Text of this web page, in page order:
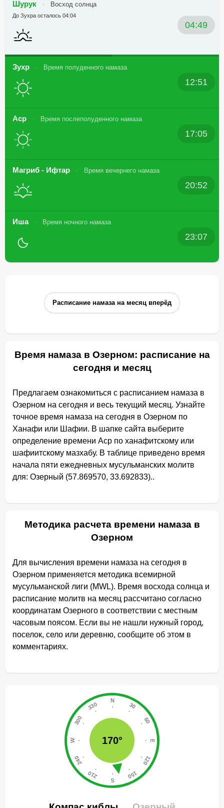
Шурук Восход солнца
04:49
До Зухра осталось 04:04
Зухр Время полуденного намаза
12:51
Аср Время послеполуденного намаза
17:05
Магриб - Ифтар Время вечернего намаза
20:52
Иша Время ночного намаза
23:07
Расписание намаза на месяц вперёд
Время намаза в Озерном: расписание на
сегодня и месяц
Предлагаем ознакомиться с расписанием намаза в
Озерном на сегодня и весь текущий месяц. Узнайте
точное время намаза на сегодня в Озерном по
Ханафи или Шафии. В шапке сайта выберите
определение времени Аср по ханафитскому или
шафиитскому мазхабу. В таблице приведено время
начала пяти ежедневных мусульманских молитв
для: Озерный (57.869570, 33.692833)..
Методика расчета времени намаза в
Озерном
Для вычисления времени намаза на сегодня в
Озерном применяется методика всемирной
мусульманской лиги (MWL). Время восхода солнца и
расписание молитв на месяц рассчитано согласно
координатам Озерного в соответствии с местным
часовым поясом. Если вы не нашли нужный город,
поселок, село или деревню, сообщите об этом в
комментариях.
170°